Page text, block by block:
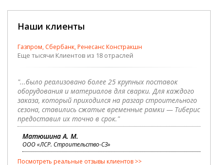
Наши клиенты
Газпром, Сбербанк, Ренесанс Констракшн
Еще тысячи Клиентов из 18 отраслей
"...было реализовано более 25 крупных поставок
оборудования и материалов для сварки. Для каждого
заказа, который приходился на разгар строительного
сезона, ставились сжатые временные рамки — Тиберис
предоставил их точно в срок."
Матюшина А. М.
ООО «ЛСР. Строительство-СЗ»
Посмотреть реальные отзывы клиентов